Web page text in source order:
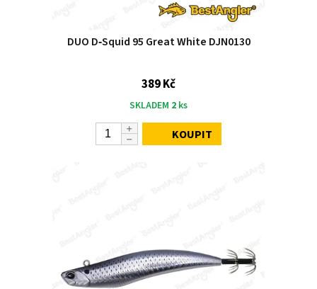
DUO D‑Squid 95 Great White DJN0130
389 Kč
SKLADEM 2 ks
KOUPIT